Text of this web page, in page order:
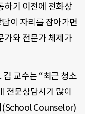
하기 이전에 전화상
이 자리를 잡아가면
가와 전문가 체제가
교수는 “최근 청소
전문상담사가 많아
(School Counselor)